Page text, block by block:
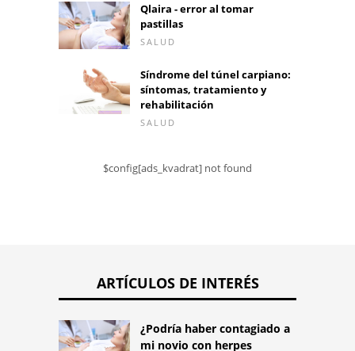
Qlaira - error al tomar
pastillas
SALUD
Síndrome del túnel carpiano:
síntomas, tratamiento y
rehabilitación
SALUD
$config[ads_kvadrat] not found
ARTÍCULOS DE INTERÉS
¿Podría haber contagiado a
mi novio con herpes